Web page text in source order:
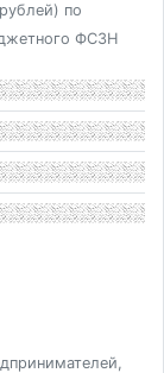
по
ФСЗН